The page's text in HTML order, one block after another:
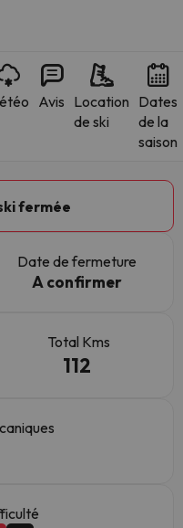
Avis Location
de ski
Dates
de la
saison
fermée
Date de fermeture
A confirmer
Total Kms
112